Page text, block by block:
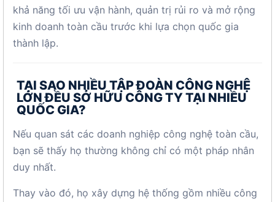
khả năng tối ưu vận hành, quản trị rủi ro và mở rộng
kinh doanh toàn cầu trước khi lựa chọn quốc gia
thành lập.
TẠI SAO NHIỀU TẬP ĐOÀN CÔNG NGHỆ
LỚN ĐỀU SỞ HỮU CÔNG TY TẠI NHIỀU
QUỐC GIA?
Nếu quan sát các doanh nghiệp công nghệ toàn cầu,
bạn sẽ thấy họ thường không chỉ có một pháp nhân
duy nhất.
Thay vào đó, họ xây dựng hệ thống gồm nhiều công